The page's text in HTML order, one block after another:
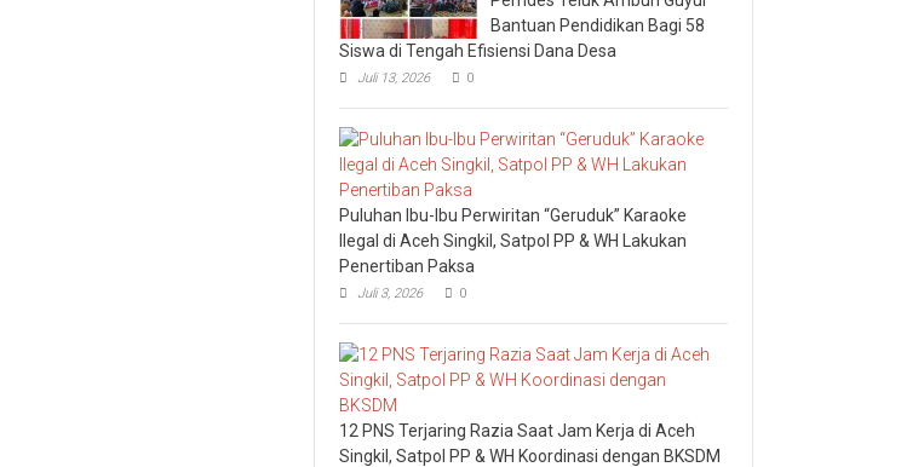
Bantuan Pendidikan Bagi 58
Siswa di Tengah Efisiensi Dana Desa
Juli 13, 2026 0
Puluhan Ibu-Ibu Perwiritan “Geruduk” Karaoke
Ilegal di Aceh Singkil, Satpol PP & WH Lakukan
Penertiban Paksa
Juli 3, 2026 0
12 PNS Terjaring Razia Saat Jam Kerja di Aceh
Singkil, Satpol PP & WH Koordinasi dengan BKSDM